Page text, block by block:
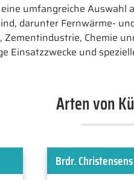
umfangreiche
darunter Fernwärme-
Chemie
Einsatzzwecke und
Arten von
Brdr.